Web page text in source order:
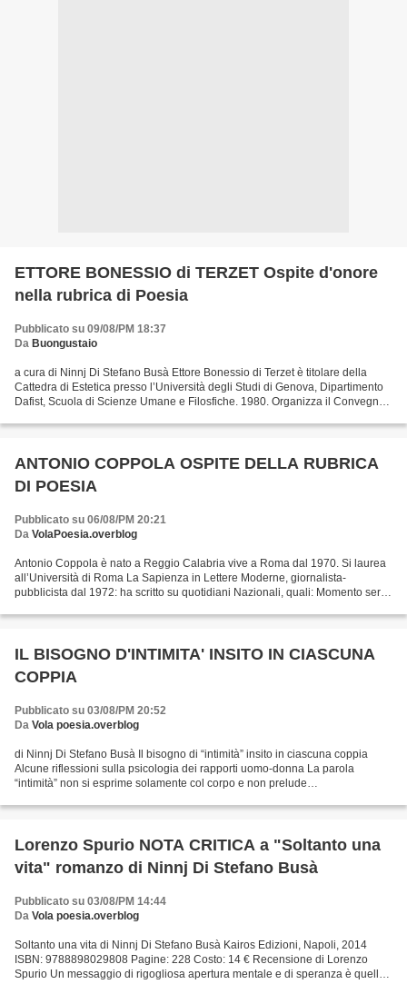
ETTORE BONESSIO di TERZET Ospite d'onore
nella rubrica di Poesia
Pubblicato su 09/08/PM 18:37
Da Buongustaio
a cura di Ninnj Di Stefano Busà Ettore Bonessio di Terzet è titolare della
Cattedra di Estetica presso l’Università degli Studi di Genova, Dipartimento
Dafist, Scuola di Scienze Umane e Filosfiche. 1980. Organizza il Convegno
ANTONIO COPPOLA OSPITE DELLA RUBRICA
DI POESIA
Pubblicato su 06/08/PM 20:21
Da VolaPoesia.overblog
Antonio Coppola è nato a Reggio Calabria vive a Roma dal 1970. Si laurea
all’Università di Roma La Sapienza in Lettere Moderne, giornalista-
pubblicista dal 1972: ha scritto su quotidiani Nazionali, quali: Momento sera,
IL BISOGNO D'INTIMITA' INSITO IN CIASCUNA
COPPIA
Pubblicato su 03/08/PM 20:52
Da Vola poesia.overblog
di Ninnj Di Stefano Busà Il bisogno di “intimità” insito in ciascuna coppia
Alcune riflessioni sulla psicologia dei rapporti uomo-donna La parola
“intimità” non si esprime solamente col corpo e non prelude
Lorenzo Spurio NOTA CRITICA a "Soltanto una
vita" romanzo di Ninnj Di Stefano Busà
Pubblicato su 03/08/PM 14:44
Da Vola poesia.overblog
Soltanto una vita di Ninnj Di Stefano Busà Kairos Edizioni, Napoli, 2014
ISBN: 9788898029808 Pagine: 228 Costo: 14 € Recensione di Lorenzo
Spurio Un messaggio di rigogliosa apertura mentale e di speranza è quello